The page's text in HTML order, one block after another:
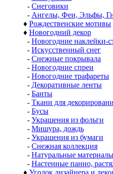
- Снеговики
- Ангелы, Феи, Эльфы,
♦ Рождественские мотивы
♦ Новогодний декор
- Новогодние наклейки-
- Искусственный снег
- Снежные покрывала
- Новогодние спреи
- Новогодние трафареты
- Декоративные ленты
- Банты
- Ткани для
- Бусы
- Украшения из фольги
- Мишура, дождь
- Украшения из бумаги
- Снежная коллекция
- Натуральные
- Настенные панно,
♦ Уголок дизайнера и